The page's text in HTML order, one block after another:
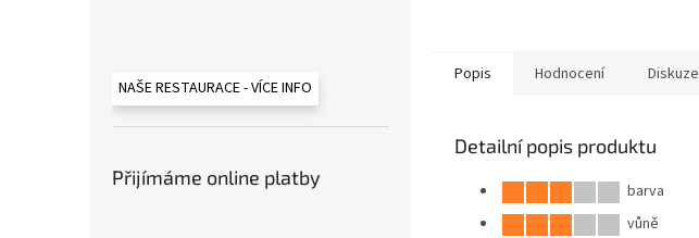
NAŠE RESTAURACE - VÍCE INFO
Přijímáme online platby
Popis Hodnocení Diskuze
Detailní popis produktu
barva
vůně